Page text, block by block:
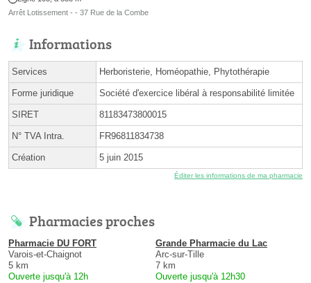
Arrêt Lotissement - - 37 Rue de la Combe
Informations
Services Herboristerie, Homéopathie, Phytothérapie
Forme juridique Société d'exercice libéral à responsabilité limitée
SIRET 81183473800015
N° TVA Intra. FR96811834738
Création 5 juin 2015
Éditer les informations de ma pharmacie
Pharmacies proches
Pharmacie DU FORT
Varois-et-Chaignot
5 km
Ouverte jusqu'à 12h
Grande Pharmacie du Lac
Arc-sur-Tille
7 km
Ouverte jusqu'à 12h30